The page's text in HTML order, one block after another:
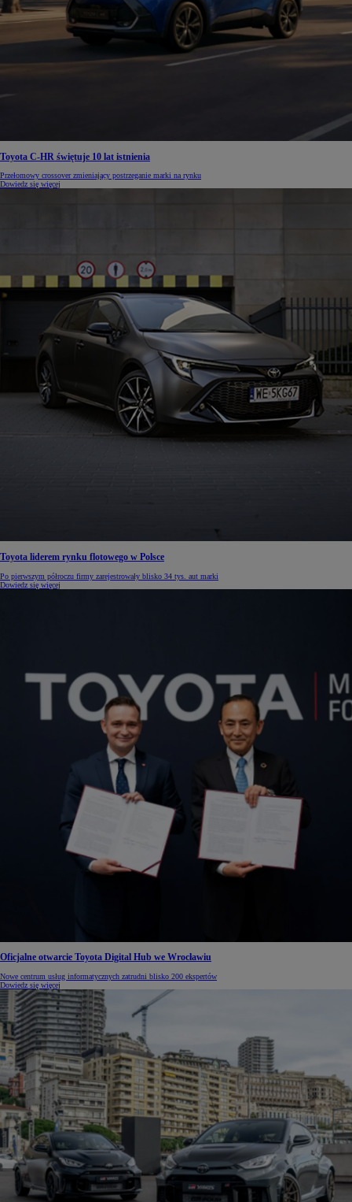
Toyota C-HR świętuje 10 lat istnienia
Przełomowy crossover zmieniający postrzeganie marki na rynku
Dowiedz się więcej
Toyota liderem rynku flotowego w Polsce
Po pierwszym półroczu firmy zarejestrowały blisko 34 tys. aut marki
Dowiedz się więcej
Oficjalne otwarcie Toyota Digital Hub we Wrocławiu
Nowe centrum usług informatycznych zatrudni blisko 200 ekspertów
Dowiedz się więcej